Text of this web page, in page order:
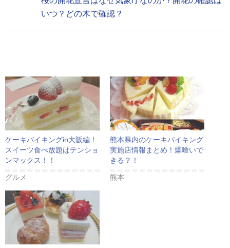
いつ？どの木で確認？
ケーキバイキングin大阪編！
スイーツ食べ放題はテンショ
ンマックス！！
グルメ
熊本県内のケーキバイキング
実施店情報まとめ！爆喰いで
きる？！
熊本